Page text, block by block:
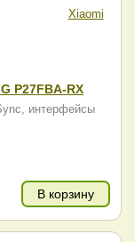
Xiaomi
P27FBA-RX
интерфейсы
В корзину